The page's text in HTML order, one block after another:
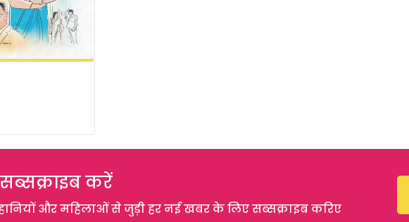
करें
और महिलाओं से जुड़ी हर नई खबर के लिए सब्सक्राइब करिए